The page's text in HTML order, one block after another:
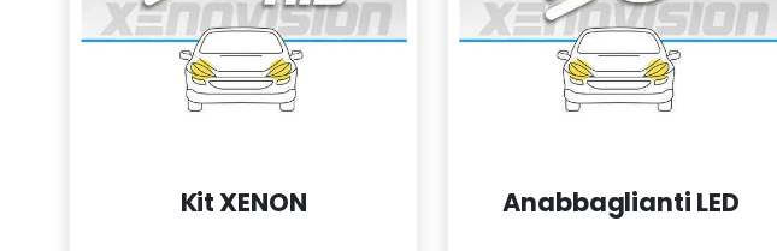
Kit XENON Anabbaglianti LED